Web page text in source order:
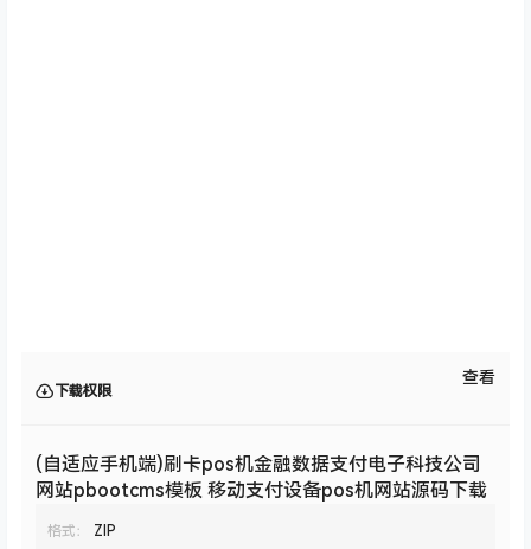
下载权限
查看
(自适应手机端)刷卡pos机金融数据支付电子科技公司
网站pbootcms模板 移动支付设备pos机网站源码下载
格式： ZIP